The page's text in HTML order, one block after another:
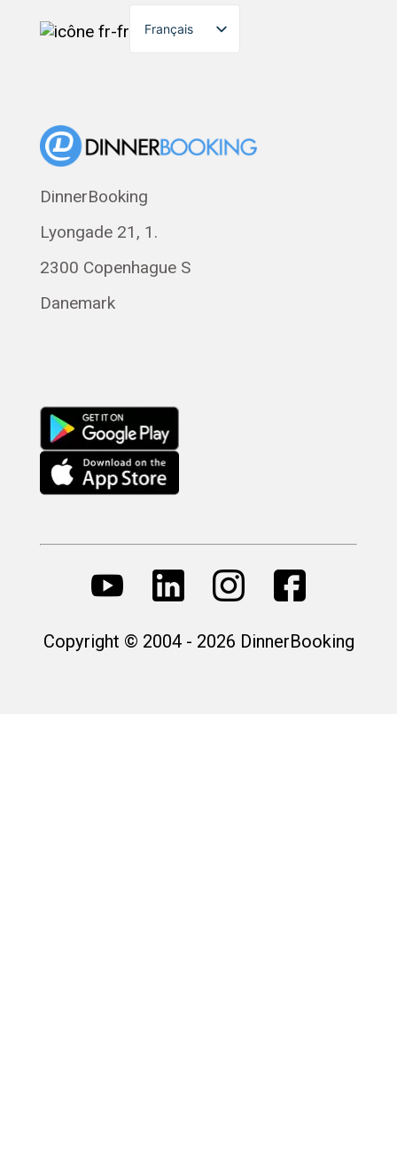
Français
Norsk bokmål
Polski
Svenska
Română
DinnerBooking
Lyongade 21, 1.
2300 Copenhague S
Danemark
Copyright © 2004 - 2026 DinnerBooking